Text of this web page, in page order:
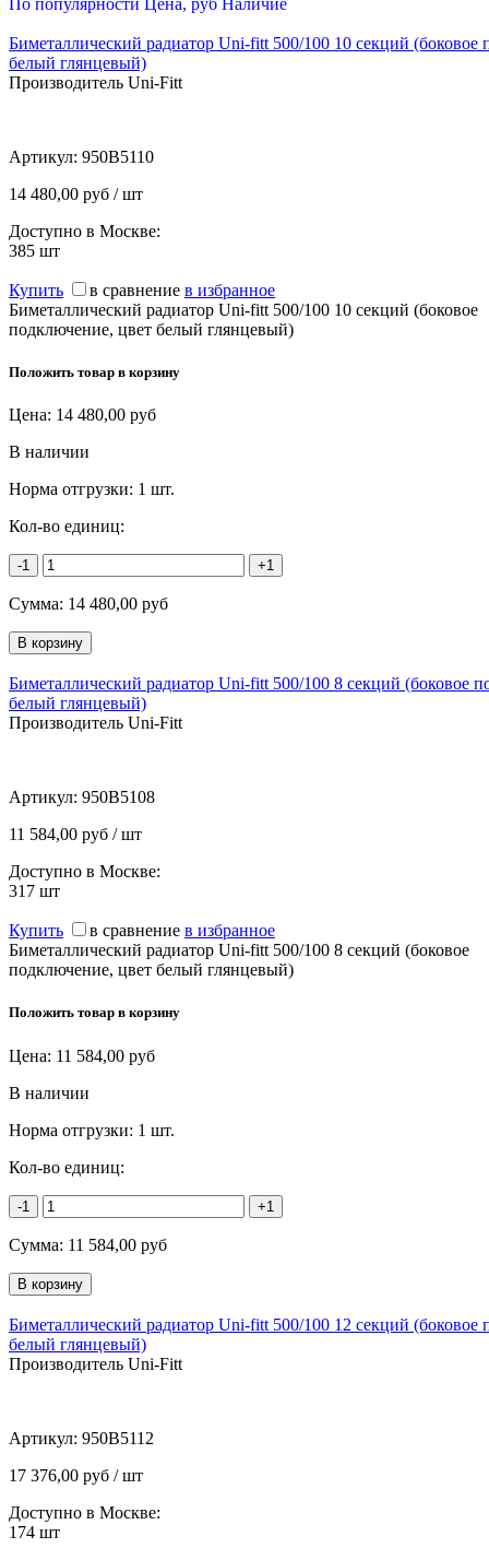
Биметаллический радиатор Uni-fitt 500/100 10 секций (боковое
белый глянцевый)
Производитель Uni-Fitt
Артикул: 950B5110
14 480,00 руб / шт
Доступно в Москве:
385 шт
Купить в сравнение в избранное
Биметаллический радиатор Uni-fitt 500/100 10 секций (боковое
подключение, цвет белый глянцевый)
Положить товар в корзину
Цена: 14 480,00 руб
В наличии
Норма отгрузки: 1 шт.
Кол-во единиц:
-1 +1
Сумма: 14 480,00 руб
Биметаллический радиатор Uni-fitt 500/100 8 секций (боковое
белый глянцевый)
Производитель Uni-Fitt
Артикул: 950B5108
11 584,00 руб / шт
Доступно в Москве:
317 шт
Купить в сравнение в избранное
Биметаллический радиатор Uni-fitt 500/100 8 секций (боковое
подключение, цвет белый глянцевый)
Положить товар в корзину
Цена: 11 584,00 руб
В наличии
Норма отгрузки: 1 шт.
Кол-во единиц:
-1 +1
Сумма: 11 584,00 руб
Биметаллический радиатор Uni-fitt 500/100 12 секций (боковое
белый глянцевый)
Производитель Uni-Fitt
Артикул: 950B5112
17 376,00 руб / шт
Доступно в Москве:
174 шт